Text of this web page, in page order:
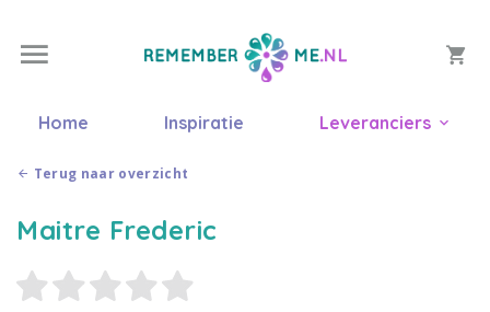
Home Inspiratie Leveranciers
Terug naar overzicht
Maitre Frederic